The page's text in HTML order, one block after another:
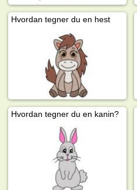
Hvordan tegner du en hest
Hvordan tegner du en kanin?